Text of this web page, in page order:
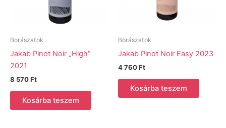
Borászatok
Jakab Pinot Noir „High”
2021
8 570Ft
Kosárba teszem
Borászatok
Jakab Pinot Noir Easy 2023
4 760Ft
Kosárba teszem